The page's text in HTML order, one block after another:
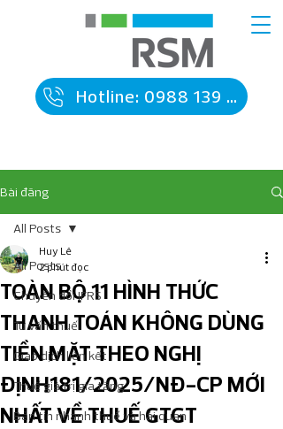
Hotline: 0988 139 090
Bài đăng
All Posts
Chuyển đổi IFRS
Tư vấn thuế
Giao dịch liên kết
Thuế giá trị gia tăng
Bản tin nhanh thuế và hải quan
All Posts
TOÀN BỘ 11 HÌNH THỨC
THANH TOÁN KHÔNG DÙNG
TIỀN MẶT THEO NGHỊ
ĐỊNH181/2025/NĐ-CP MỚI
NHẤT VỀ THUẾ GTGT
Huy Lê
2 phút đọc